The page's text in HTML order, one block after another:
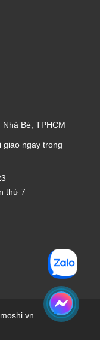
Bè, TPHCM
giao ngay trong
thứ 7